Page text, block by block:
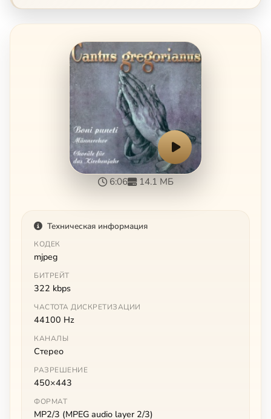
6:06 14.1 МБ
Техническая информация
КОДЕК
mjpeg
БИТРЕЙТ
322 kbps
ЧАСТОТА ДИСКРЕТИЗАЦИИ
44100 Hz
КАНАЛЫ
Стерео
РАЗРЕШЕНИЕ
450×443
ФОРМАТ
MP2/3 (MPEG audio layer 2/3)